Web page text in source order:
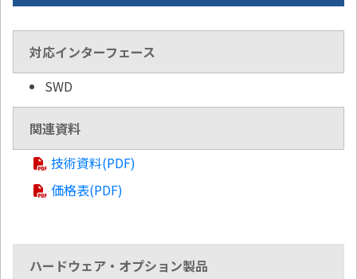
対応インターフェース
SWD
関連資料
技術資料(PDF)
価格表(PDF)
ハードウェア・オプション製品